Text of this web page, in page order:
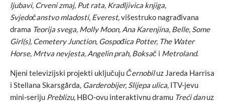
ljubavi, Crveni zmaj, Put rata, Kradljivica knjiga,
Svjedočanstvo mladosti, Everest,višestruko nagrađivana
drama Teorija svega, Molly Moon, Ana Karenjina, Belle, Some
Girl(s), Cemetery Junction, Gospođica Potter, The Water
Horse, Mrtva nevjesta, Angelin prah, Boksač i Metroland.
Njeni televizijski projekti uključujuČernobiluz Jareda Harrisa
i Stellana Skarsgårda, Garderobijer, Slijepa ulica, ITV-jevu
mini-seriju Preblizu, HBO-ovu interaktivnu dramu Treći danuz